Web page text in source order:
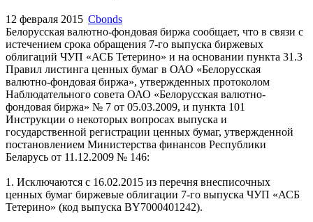
«АСБ Тетерино»
12 февраля 2015 Cbonds
Белорусская валютно-фондовая биржа сообщает, что в связи с
истечением срока обращения 7-го выпуска биржевых
облигаций ЧУП «АСБ Тетерино» и на основании пункта 31.3
Правил листинга ценных бумаг в ОАО «Белорусская
валютно-фондовая биржа», утвержденных протоколом
Наблюдательного совета ОАО «Белорусская валютно-
фондовая биржа» № 7 от 05.03.2009, и пункта 101
государственной регистрации ценных бумаг, утвержденной
постановлением Министерства финансов Республики
Беларусь от 11.12.2009 № 146: